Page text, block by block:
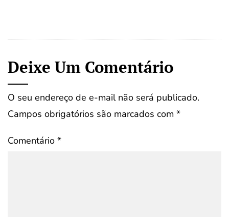
Deixe Um Comentário
O seu endereço de e-mail não será publicado.
Campos obrigatórios são marcados com *
Comentário *